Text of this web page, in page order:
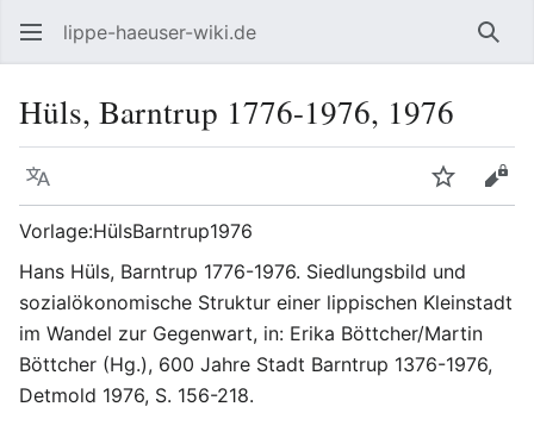
lippe-haeuser-wiki.de
Hüls, Barntrup 1776-1976, 1976
Sprache
Vorlage:HülsBarntrup1976
Hans Hüls, Barntrup 1776-1976. Siedlungsbild und
sozialökonomische Struktur einer lippischen Kleinstadt
im Wandel zur Gegenwart, in: Erika Böttcher/Martin
Böttcher (Hg.), 600 Jahre Stadt Barntrup 1376-1976,
Detmold 1976, S. 156-218.